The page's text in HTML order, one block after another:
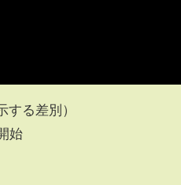
する差別）
始